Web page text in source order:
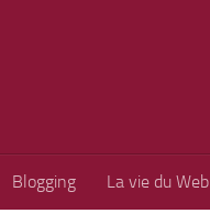
Blogging La vie du Web